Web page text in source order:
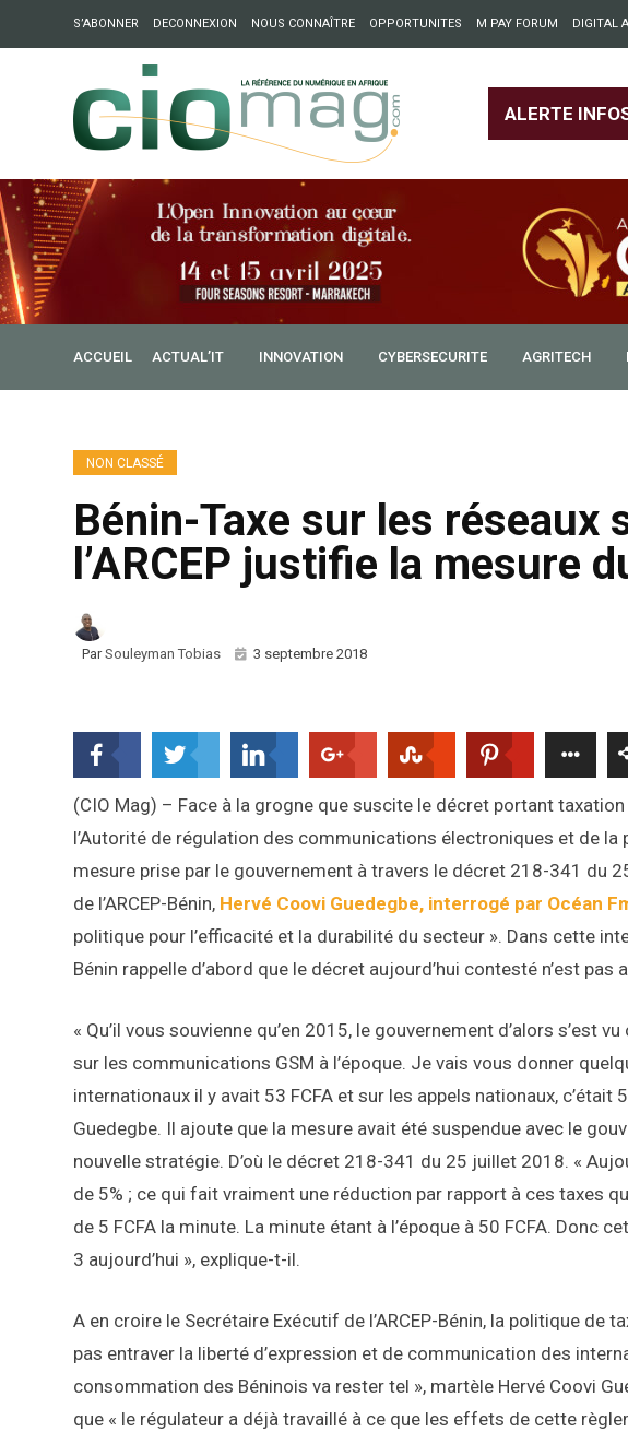
S’ABONNER DECONNEXION NOUS CONNAÎTRE OPPORTUNITES M PAY FORUM DIGITAL
ALERTE
: Partech Shaker lance Chapter54 pour créer des ponts entre l’Europe et
ACCUEIL ACTUAL’IT INNOVATION CYBERSECURITE AGRITECH
NON CLASSÉ
Bénin-Taxe sur les réseaux
l’ARCEP justifie la mesure
ParSouleyman Tobias 3 septembre 2018
(CIO Mag) – Face à la grogne que suscite le décret portant
l’Autorité de régulation des communications électroniques et de la
mesure prise par le gouvernement à travers le décret 218-341 du
de l’ARCEP-Bénin, Hervé Coovi Guedegbe, interrogé par Océan
politique pour l’efficacité et la durabilité du secteur ». Dans cette
Bénin rappelle d’abord que le décret aujourd’hui contesté n’est pas
« Qu’il vous souvienne qu’en 2015, le gouvernement d’alors s’est
sur les communications GSM à l’époque. Je vais vous donner
internationaux il y avait 53 FCFA et sur les appels nationaux, c’était
Guedegbe. Il ajoute que la mesure avait été suspendue avec le
nouvelle stratégie. D’où le décret 218-341 du 25 juillet 2018. «
de 5% ; ce qui fait vraiment une réduction par rapport à ces taxes
de 5 FCFA la minute. La minute étant à l’époque à 50 FCFA. Donc
3 aujourd’hui », explique-t-il.
A en croire le Secrétaire Exécutif de l’ARCEP-Bénin, la politique de
pas entraver la liberté d’expression et de communication des
consommation des Béninois va rester tel », martèle Hervé Coovi
que « le régulateur a déjà travaillé à ce que les effets de cette